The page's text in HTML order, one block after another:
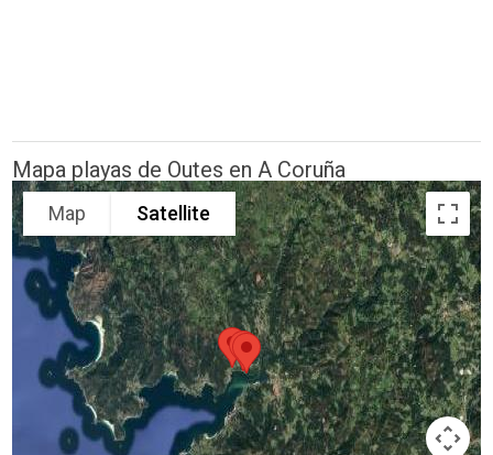
Mapa playas de Outes en A Coruña
Map Satellite